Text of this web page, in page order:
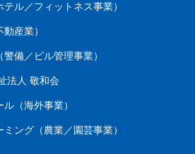
ル／フィットネス事業）
産業）
備／ビル管理事業）
法人 敬和会
（海外事業）
ング（農業／園芸事業）